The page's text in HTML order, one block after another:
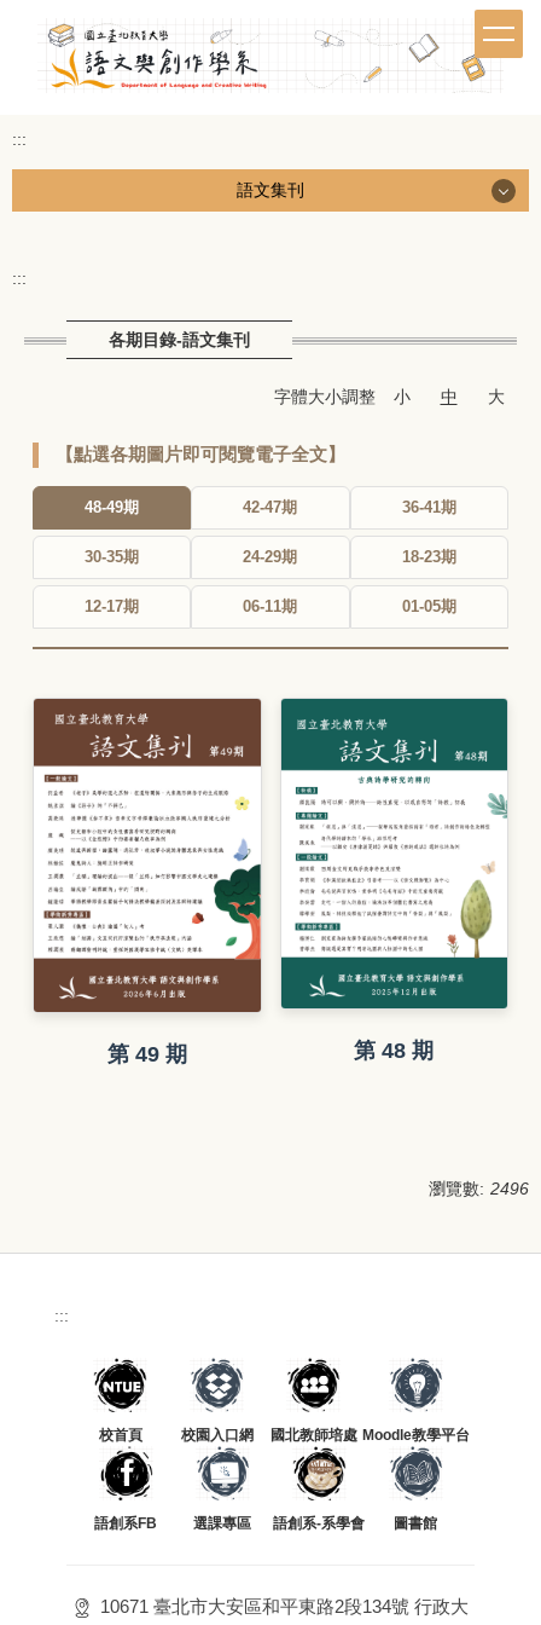
容
區
:::
語文集刊
各期目錄
編輯委員會
:::
各期目錄-語文集刊
字體大小調整 小 中 大
【點選各期圖片即可閱覽電子全文】
48-49期 42-47期 36-41期
30-35期 24-29期 18-23期
12-17期 06-11期 01-05期
第 49 期 第 48 期
瀏覽數: 2496
:::
校首頁 校園入口網 國北教師培處 Moodle教學平台
語創系FB 選課專區 語創系-系學會 圖書館
10671 臺北市大安區和平東路2段134號 行政大